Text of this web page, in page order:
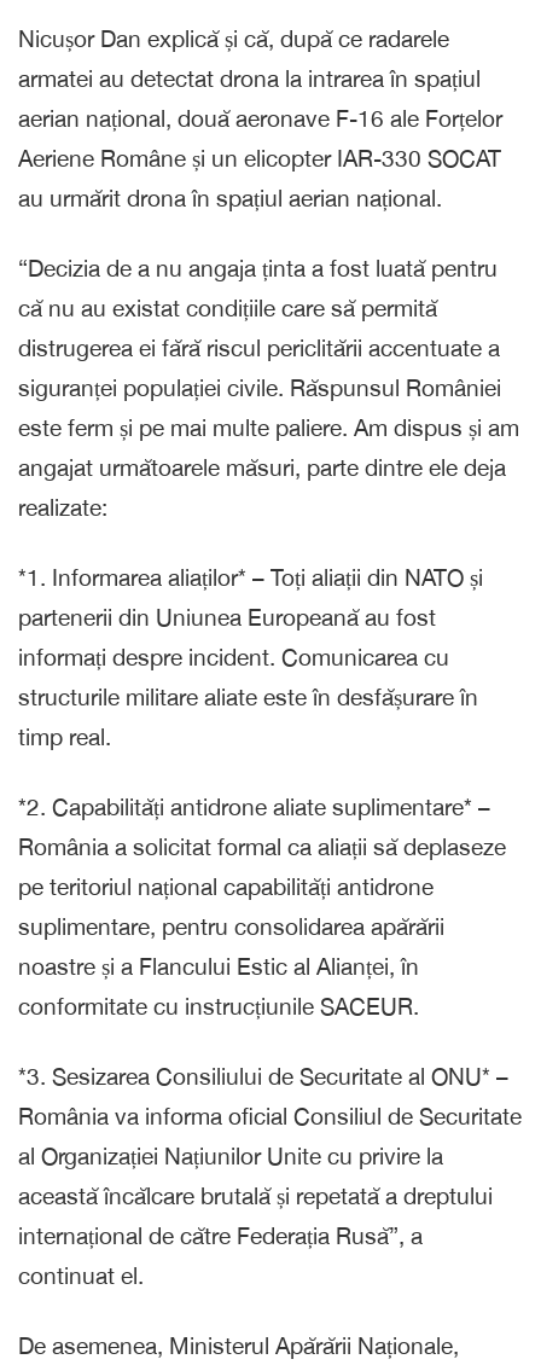
Nicușor Dan explică și că, după ce radarele
armatei au detectat drona la intrarea în spațiul
aerian național, două aeronave F-16 ale Forțelor
Aeriene Române și un elicopter IAR-330 SOCAT
au urmărit drona în spațiul aerian național.
“Decizia de a nu angaja ținta a fost luată pentru
că nu au existat condițiile care să permită
distrugerea ei fără riscul periclitării accentuate a
siguranței populației civile. Răspunsul României
este ferm și pe mai multe paliere. Am dispus și am
angajat următoarele măsuri, parte dintre ele deja
realizate:
*1. Informarea aliaților* – Toți aliații din NATO și
partenerii din Uniunea Europeană au fost
informați despre incident. Comunicarea cu
structurile militare aliate este în desfășurare în
timp real.
*2. Capabilități antidrone aliate suplimentare* –
România a solicitat formal ca aliații să deplaseze
pe teritoriul național capabilități antidrone
suplimentare, pentru consolidarea apărării
noastre și a Flancului Estic al Alianței, în
conformitate cu instrucțiunile SACEUR.
*3. Sesizarea Consiliului de Securitate al ONU* –
România va informa oficial Consiliul de Securitate
al Organizației Națiunilor Unite cu privire la
această încălcare brutală și repetată a dreptului
internațional de către Federația Rusă”, a
continuat el.
De asemenea, Ministerul Apărării Naționale,